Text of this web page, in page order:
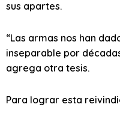
sus apartes.
“Las armas nos han
inseparable por
agrega otra tesis.
Para lograr esta